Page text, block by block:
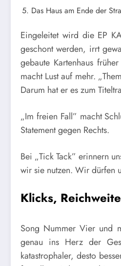
Das Haus am Ende der
Eingeleitet wird die EP
geschont werden, irrt
gebaute Kartenhaus
macht Lust auf mehr.
Darum hat er es zum
„Im freien Fall” macht
Statement gegen Rechts.
Bei „Tick Tack” erinnern
wir sie nutzen. Wir dürfen
Klicks,
Song Nummer Vier und
genau ins Herz der
katastrophaler, desto